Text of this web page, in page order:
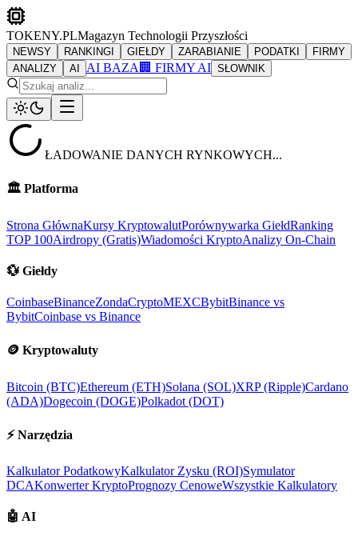
TOKENY.PLMagazyn Technologii Przyszłości
NEWSY RANKINGI GIEŁDY ZARABIANIE PODATKI
FIRMY
ANALIZY
AI AI BAZA 🏢 FIRMY AI SŁOWNIK
ŁADOWANIE DANYCH RYNKOWYCH...
🏛️ Platforma
Strona GłównaKursy KryptowalutPorównywarka GiełdRanking
TOP 100Airdropy (Gratis)Wiadomości KryptoAnalizy On-Chain
💱 Giełdy
CoinbaseBinanceZondaCryptoMEXCBybitBinance vs
BybitCoinbase vs Binance
🪙 Kryptowaluty
Bitcoin (BTC)Ethereum (ETH)Solana (SOL)XRP (Ripple)Cardano
(ADA)Dogecoin (DOGE)Polkadot (DOT)
⚡ Narzędzia
Kalkulator PodatkowyKalkulator Zysku (ROI)Symulator
DCAKonwerter KryptoPrognozy CenoweWszystkie Kalkulatory
🤖 AI